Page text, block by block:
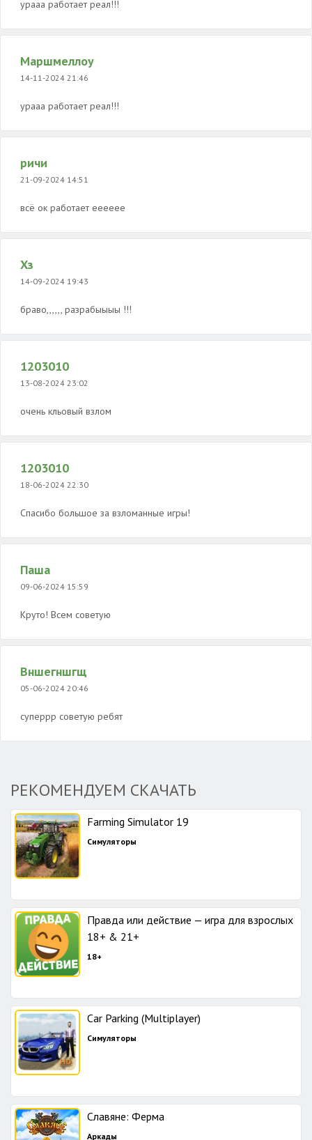
урааа работает реал!!!
Маршмеллоу
14-11-2024 21:46
урааа работает реал!!!
ричи
21-09-2024 14:51
всё ок работает ееееее
Хз
14-09-2024 19:43
браво,,,,,, разрабыыыы !!!
1203010
13-08-2024 23:02
очень кльовый взлом
1203010
18-06-2024 22:30
Спасибо большое за взломанные игры!
Паша
09-06-2024 15:59
Круто! Всем советую
Вншегншгщ
05-06-2024 20:46
суперрр советую ребят
РЕКОМЕНДУЕМ СКАЧАТЬ
Farming Simulator 19
Симуляторы
Правда или действие — игра для взрослых
18+ & 21+
18+
Car Parking (Multiplayer)
Симуляторы
Славяне: Ферма
Аркады